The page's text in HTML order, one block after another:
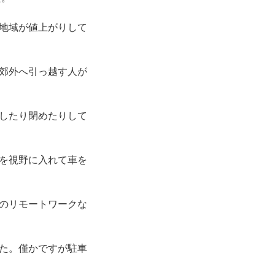
域が値上がりして
外へ引っ越す人が
たり閉めたりして
視野に入れて車を
リモートワークな
。僅かですが駐車